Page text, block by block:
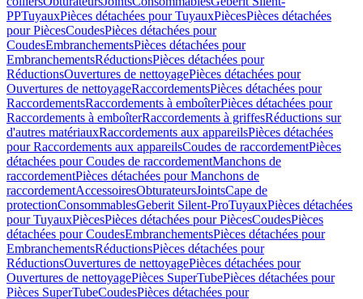
PPTuyauxPièces détachées pour TuyauxPiècesPièces détachées
pour PiècesCoudesPièces détachées pour
CoudesEmbranchementsPièces détachées pour
EmbranchementsRéductionsPièces détachées pour
RéductionsOuvertures de nettoyagePièces détachées pour
Ouvertures de nettoyageRaccordementsPièces détachées pour
RaccordementsRaccordements à emboîterPièces détachées pour
Raccordements à emboîterRaccordements à griffesRéductions sur
d'autres matériauxRaccordements aux appareilsPièces détachées
pour Raccordements aux appareilsCoudes de raccordementPièces
détachées pour Coudes de raccordementManchons de
raccordementPièces détachées pour Manchons de
raccordementAccessoiresObturateursJointsCape de
protectionConsommablesGeberit Silent-ProTuyauxPièces détachées
pour TuyauxPiècesPièces détachées pour PiècesCoudesPièces
détachées pour CoudesEmbranchementsPièces détachées pour
EmbranchementsRéductionsPièces détachées pour
RéductionsOuvertures de nettoyagePièces détachées pour
Ouvertures de nettoyagePièces SuperTubePièces détachées pour
Pièces SuperTubeCoudesPièces détachées pour